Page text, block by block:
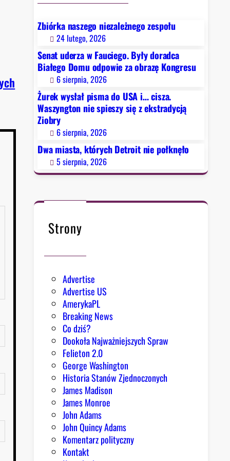
Zbiórka naszego niezależnego zespołu
24 lutego, 2026
Senat uderza w Fauciego. Były doradca
Białego Domu odpowie za obrazę Kongresu
6 sierpnia, 2026
Żurek wysłał pisma do USA i… cisza.
Waszyngton nie spieszy się z ekstradycją
Ziobry
6 sierpnia, 2026
Dwa miasta, których Detroit nie połknęło
5 sierpnia, 2026
Strony
Advertise
Advertise US
AmerykaPL
Breaking News
Co dziś?
Dookoła Najważniejszych Spraw
Felieton 2.0
George Washington
Historia Stanów Zjednoczonych
James Madison
James Monroe
John Adams
John Quincy Adams
Komentarz polityczny
Kontakt